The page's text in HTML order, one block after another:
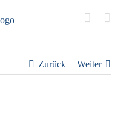
Zurück Weiter